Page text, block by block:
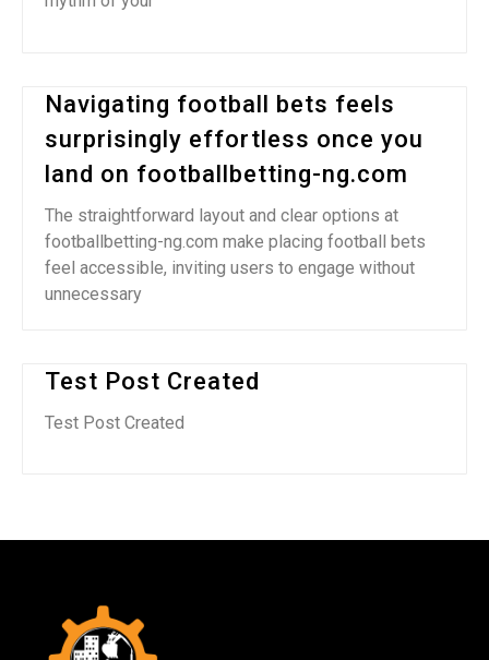
Navigating football bets feels
surprisingly effortless once you
land on footballbetting-ng.com
The straightforward layout and clear options at
footballbetting-ng.com make placing football bets
feel accessible, inviting users to engage without
unnecessary
Test Post Created
Test Post Created